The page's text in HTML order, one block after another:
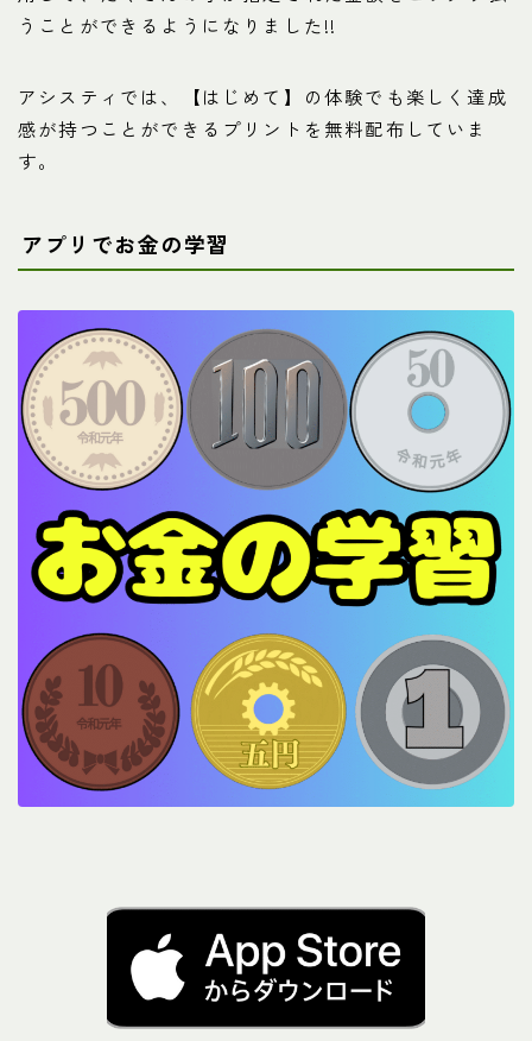
うことができるようになりました!!
アシスティでは、【はじめて】の体験でも楽しく達成
感が持つことができるプリントを無料配布していま
す。
アプリでお金の学習